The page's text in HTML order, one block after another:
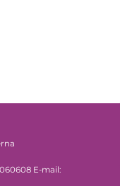
E-mail: